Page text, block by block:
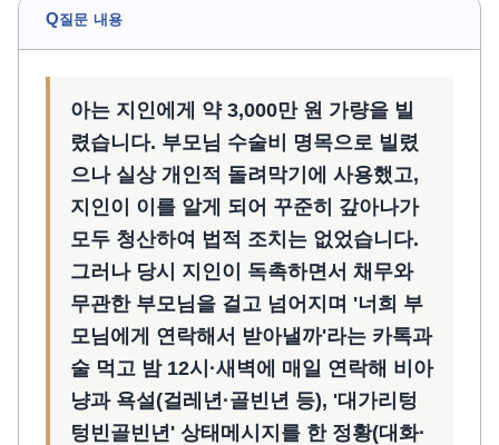
뉴스레터/브로슈어
Q질문 내용
아는 지인에게 약 3,000만 원 가량을 빌
렸습니다. 부모님 수술비 명목으로 빌렸
으나 실상 개인적 돌려막기에 사용했고,
지인이 이를 알게 되어 꾸준히 갚아나가
모두 청산하여 법적 조치는 없었습니다.
그러나 당시 지인이 독촉하면서 채무와
무관한 부모님을 걸고 넘어지며 '너희 부
모님에게 연락해서 받아낼까'라는 카톡과
술 먹고 밤 12시·새벽에 매일 연락해 비아
냥과 욕설(걸레년·골빈년 등), '대가리텅
텅빈골빈년' 상태메시지를 한 정황(대화·